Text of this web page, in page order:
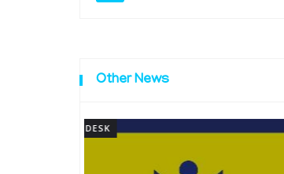
Other News
NEWSDESK